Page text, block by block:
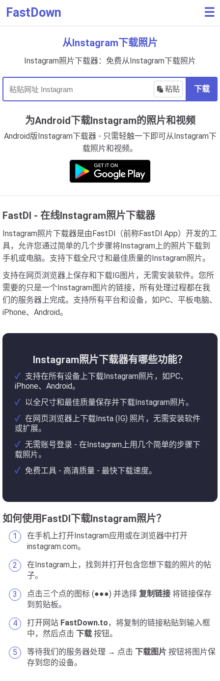
FastDown ☰
从Instagram下载照片
Instagram照片下载器：免费从Instagram下载照片
粘贴 下载
为Android下载Instagram的照片和视频
Android版Instagram下载器 - 只需轻触一下即可从Instagram下
载照片和视频。
FastDl - 在线Instagram照片下载器
Instagram照片下载器是由FastDl（前称FastDl App）开发的工
具，允许您通过简单的几个步骤将Instagram上的照片下载到
手机或电脑。支持下载全尺寸和最佳质量的Instagram照片。
支持在网页浏览器上保存和下载IG图片，无需安装软件。您所
需要的只是一个Instagram图片的链接，所有处理过程都在我
们的服务器上完成。支持所有平台和设备，如PC、平板电脑、
iPhone、Android。
Instagram照片下载器有哪些功能？
支持在所有设备上下载Instagram照片，如PC、
iPhone、Android。
以全尺寸和最佳质量保存并下载Instagram照片。
在网页浏览器上下载Insta (IG) 照片，无需安装软件
或扩展。
无需账号登录 - 在Instagram上用几个简单的步骤下
载照片。
免费工具 - 高清质量 - 最快下载速度。
如何使用FastDl下载Instagram照片？
在手机上打开Instagram应用或在浏览器中打开
instagram.com。
在Instagram上，找到并打开包含您想下载的照片的帖
子。
点击三个点的图标 (●●●) 并选择 复制链接 将链接保存
到剪贴板。
打开网站 FastDown.to，将复制的链接粘贴到输入框
中，然后点击 下载 按钮。
等待我们的服务器处理 → 点击 下载图片 按钮将图片保
存到您的设备。